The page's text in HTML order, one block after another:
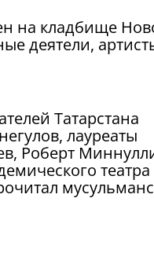
на кладбище
деятели,
Татарстана
лауреаты
Роберт
театра